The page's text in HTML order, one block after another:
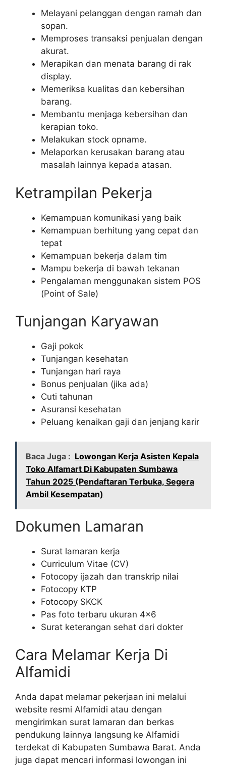
Melayani pelanggan dengan ramah dan
sopan.
Memproses transaksi penjualan dengan
akurat.
Merapikan dan menata barang di rak
display.
Memeriksa kualitas dan kebersihan
barang.
Membantu menjaga kebersihan dan
kerapian toko.
Melakukan stock opname.
Melaporkan kerusakan barang atau
masalah lainnya kepada atasan.
Ketrampilan Pekerja
Kemampuan komunikasi yang baik
Kemampuan berhitung yang cepat dan
tepat
Kemampuan bekerja dalam tim
Mampu bekerja di bawah tekanan
Pengalaman menggunakan sistem POS
(Point of Sale)
Tunjangan Karyawan
Gaji pokok
Tunjangan kesehatan
Tunjangan hari raya
Bonus penjualan (jika ada)
Cuti tahunan
Asuransi kesehatan
Peluang kenaikan gaji dan jenjang karir
Baca Juga : Lowongan Kerja Asisten Kepala
Toko Alfamart Di Kabupaten Sumbawa
Tahun 2025 (Pendaftaran Terbuka, Segera
Ambil Kesempatan)
Dokumen Lamaran
Surat lamaran kerja
Curriculum Vitae (CV)
Fotocopy ijazah dan transkrip nilai
Fotocopy KTP
Fotocopy SKCK
Pas foto terbaru ukuran 4×6
Surat keterangan sehat dari dokter
Cara Melamar Kerja Di
Alfamidi
Anda dapat melamar pekerjaan ini melalui
website resmi Alfamidi atau dengan
mengirimkan surat lamaran dan berkas
pendukung lainnya langsung ke Alfamidi
terdekat di Kabupaten Sumbawa Barat. Anda
juga dapat mencari informasi lowongan ini